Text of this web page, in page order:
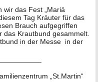
wir das Fest „Mariä
Tag Kräuter für das
Brauch aufgegriffen
Krautbund gesammelt.
in der Messe in der
„St.Martin“